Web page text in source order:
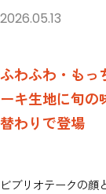
2026.05.13
ふわふわ・もっ
ーキ生地に旬の
替わりで登場
ビブリオテークの顔